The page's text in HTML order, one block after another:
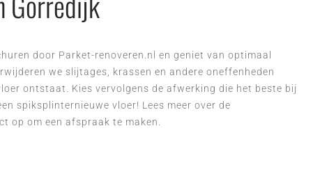
door Parket-renoveren.nl en geniet van optimaal
we slijtages, krassen en andere oneffenheden
ontstaat. Kies vervolgens de afwerking die het beste bij
spiksplinternieuwe vloer! Lees meer over de
op om een afspraak te maken.